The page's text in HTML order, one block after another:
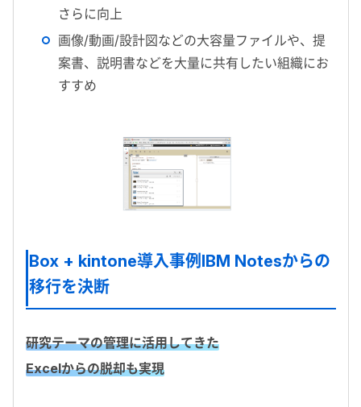
さらに向上
画像/動画/設計図などの大容量ファイルや、提
案書、説明書などを大量に共有したい組織にお
すすめ
Box + kintone導入事例IBM Notesからの
移行を決断
研究テーマの管理に活用してきた
Excelからの脱却も実現